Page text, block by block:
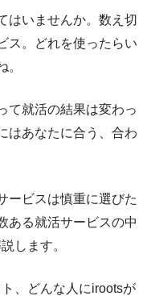
はいませんか。数え切
ス。どれを使ったらい
。
て就活の結果は変わっ
はあなたに合う、合わ
ービスは慎重に選びた
ある就活サービスの中
します。
、どんな人にirootsが